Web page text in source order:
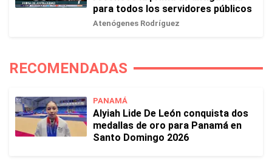
para todos los servidores públicos
Atenógenes Rodríguez
RECOMENDADAS
PANAMÁ
Alyiah Lide De León conquista dos
medallas de oro para Panamá en
Santo Domingo 2026